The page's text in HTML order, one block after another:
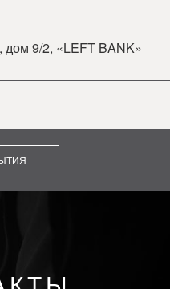
дом 9/2, «LEFT BANK»